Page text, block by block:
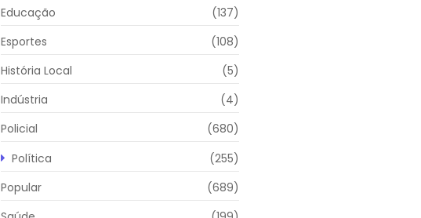
Educação
(137)
Esportes
(108)
História Local
(5)
Indústria
(4)
Policial
(680)
Política
(255)
Popular
(689)